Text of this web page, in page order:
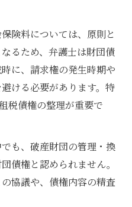
険料については、原則と
るため、弁護士は財団債
に、請求権の発生時期や
ける必要があります。特
税債権の整理が重要で
も、破産財団の管理・換
債権と認められません。
協議や、債権内容の精査